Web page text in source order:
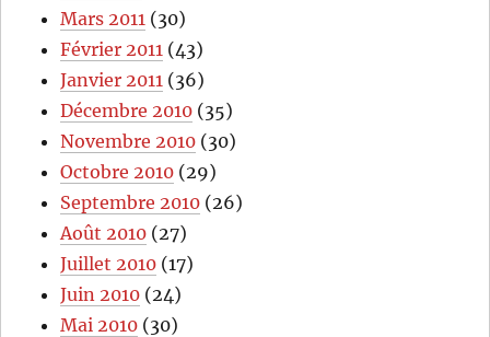
Mars 2011 (30)
Février 2011 (43)
Janvier 2011 (36)
Décembre 2010 (35)
Novembre 2010 (30)
Octobre 2010 (29)
Septembre 2010 (26)
Août 2010 (27)
Juillet 2010 (17)
Juin 2010 (24)
Mai 2010 (30)